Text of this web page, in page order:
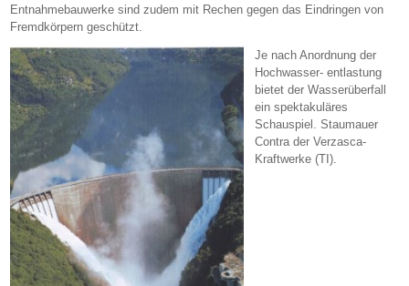
Entnahmebauwerke sind zudem mit Rechen gegen das Eindringen von
Fremdkörpern geschützt.
Je nach Anordnung der
Hochwasser- entlastung
bietet der Wasserüberfall
ein spektakuläres
Schauspiel. Staumauer
Contra der Verzasca-
Kraftwerke (TI).